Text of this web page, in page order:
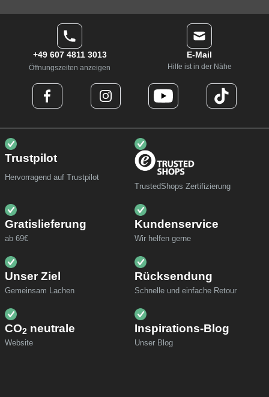
+49 607 4811 3013
Öffnungszeiten anzeigen
E-Mail
Hilfe ist in der Nähe
Trustpilot
Hervorragend auf Trustpilot
TrustedShops Zertifizierung
Gratislieferung
ab 69€
Kundenservice
Wir helfen gerne
Unser Ziel
Gemeinsam Lachen
Rücksendung
Schnelle und einfache Retour
CO2 neutrale
Website
Inspirations-Blog
Unser Blog